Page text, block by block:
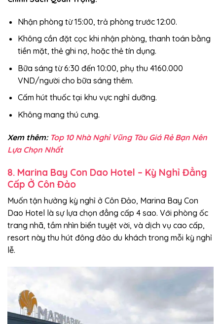
Nhận phòng từ 15:00, trả phòng trước 12:00.
Không cần đặt cọc khi nhận phòng, thanh toán bằng
tiền mặt, thẻ ghi nợ, hoặc thẻ tín dụng.
Bữa sáng từ 6:30 đến 10:00, phụ thu 4160.000
VND/người cho bữa sáng thêm.
Cấm hút thuốc tại khu vực nghỉ dưỡng.
Không mang thú cưng.
Xem thêm: Top 10 Nhà Nghỉ Vũng Tàu Giá Rẻ Bạn Nên
Lựa Chọn Nhất
8. Marina Bay Con Dao Hotel – Kỳ Nghỉ Đẳng
Cấp Ở Côn Đảo
Muốn tận hưởng kỳ nghỉ ở Côn Đảo, Marina Bay Con
Dao Hotel là sự lựa chọn đẳng cấp 4 sao. Với phòng ốc
trang nhã, tầm nhìn biển tuyệt vời, và dịch vụ cao cấp,
resort này thu hút đông đảo du khách trong mỗi kỳ nghỉ
lễ.